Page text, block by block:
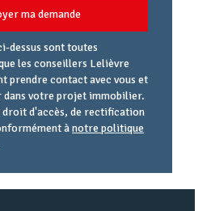
ma demande
dessus sont toutes
les conseillers Lelièvre
prendre contact avec vous et
dans votre projet immobilier.
droit d'accès, de rectification
ànotre politique